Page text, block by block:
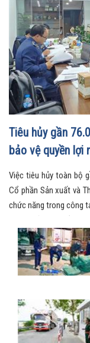
Tiêu hủy gần
bảo vệ quyền lợi
Việc tiêu hủy toàn bộ
Cổ phần Sản xuất và
chức năng trong công
mạnh.